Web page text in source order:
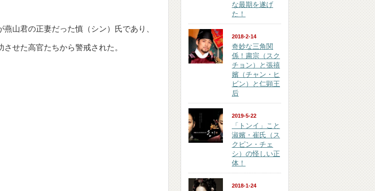
山君の正妻だった慎（シン）氏であり、
せた高官たちから警戒された。
な最期を遂げ
た！
2018-2-14
奇妙な三角関
係！粛宗（スク
チョン）と張禧
嬪（チャン・ヒ
ビン）と仁顕王
后
2019-5-22
「トンイ」こと
淑嬪・崔氏（ス
クピン・チェ
シ）の怪しい正
体！
2018-1-24